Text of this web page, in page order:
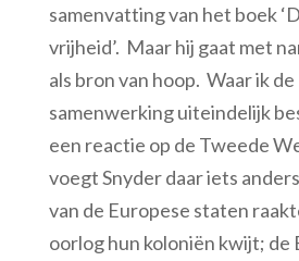
samenvatting van het boek
vrijheid’. Maar hij gaat met
als bron van hoop. Waar ik
samenwerking uiteindelijk
een reactie op de Tweede
voegt Snyder daar iets
van de Europese staten
oorlog hun koloniën kwijt; de